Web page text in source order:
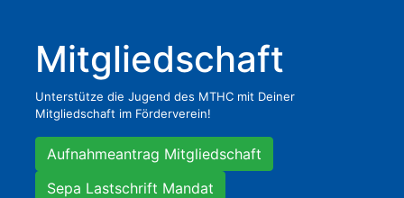
Mitgliedschaft
Unterstütze die Jugend des MTHC mit Deiner
Mitgliedschaft im Förderverein!
Aufnahmeantrag Mitgliedschaft
Sepa Lastschrift Mandat